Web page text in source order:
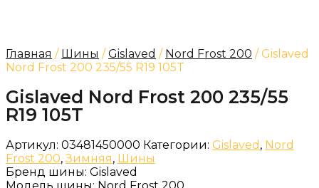
Главная / Шины /Gislaved / Nord Frost 200 / Gislaved
Nord Frost 200 235/55 R19 105T
Gislaved Nord Frost 200 235/55
R19 105T
Артикул: 03481450000 Категории: Gislaved , Nord
Frost 200,Зимняя, Шины
Бренд шины: Gislaved